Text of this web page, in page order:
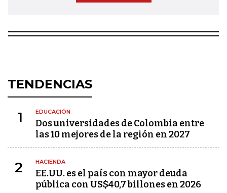
TENDENCIAS
1 EDUCACIÓN
Dos universidades de Colombia entre
las 10 mejores de la región en 2027
2 HACIENDA
EE.UU. es el país con mayor deuda
pública con US$40,7 billones en 2026